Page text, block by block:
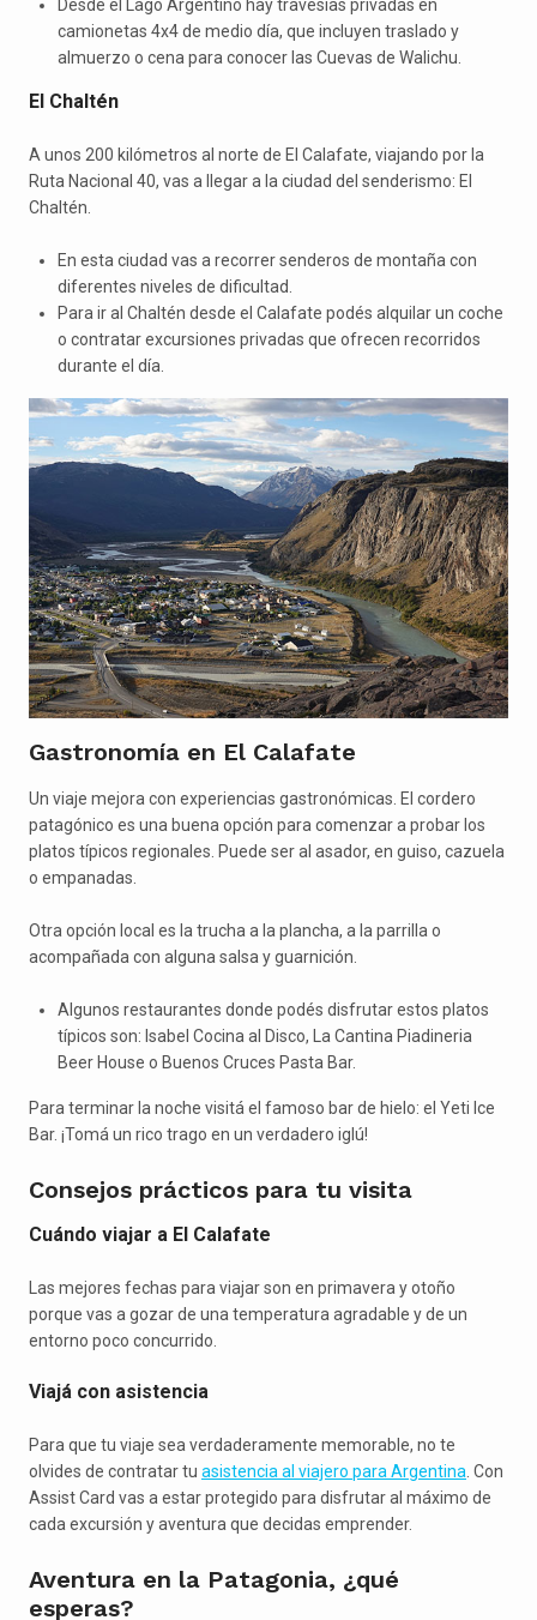
Desde el Lago Argentino hay travesías privadas en
camionetas 4x4 de medio día, que incluyen traslado y
almuerzo o cena para conocer las Cuevas de Walichu.
El Chaltén
A unos 200 kilómetros al norte de El Calafate, viajando por la
Ruta Nacional 40, vas a llegar a la ciudad del senderismo: El
Chaltén.
En esta ciudad vas a recorrer senderos de montaña con
diferentes niveles de dificultad.
Para ir al Chaltén desde el Calafate podés alquilar un coche
o contratar excursiones privadas que ofrecen recorridos
durante el día.
Gastronomía en El Calafate
Un viaje mejora con experiencias gastronómicas. El cordero
patagónico es una buena opción para comenzar a probar los
platos típicos regionales. Puede ser al asador, en guiso, cazuela
o empanadas.
Otra opción local es la trucha a la plancha, a la parrilla o
acompañada con alguna salsa y guarnición.
Algunos restaurantes donde podés disfrutar estos platos
típicos son: Isabel Cocina al Disco, La Cantina Piadineria
Beer House o Buenos Cruces Pasta Bar.
Para terminar la noche visitá el famoso bar de hielo: el Yeti Ice
Bar. ¡Tomá un rico trago en un verdadero iglú!
Consejos prácticos para tu visita
Cuándo viajar a El Calafate
Las mejores fechas para viajar son en primavera y otoño
porque vas a gozar de una temperatura agradable y de un
entorno poco concurrido.
Viajá con asistencia
Para que tu viaje sea verdaderamente memorable, no te
olvides de contratar tu asistencia al viajero para Argentina . Con
Assist Card vas a estar protegido para disfrutar al máximo de
cada excursión y aventura que decidas emprender.
Aventura en la Patagonia, ¿qué
esperas?